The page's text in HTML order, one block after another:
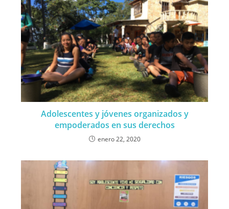
Adolescentes y jóvenes organizados y
empoderados en sus derechos
enero 22, 2020